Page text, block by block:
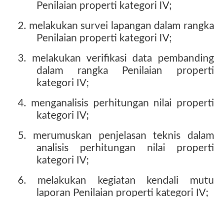
Penilaian properti kategori IV;
2. melakukan survei lapangan dalam rangka
Penilaian properti kategori IV;
3. melakukan verifikasi data pembanding
dalam rangka Penilaian properti
kategori IV;
4. menganalisis perhitungan nilai properti
kategori IV;
5. merumuskan penjelasan teknis dalam
analisis perhitungan nilai properti
kategori IV;
6. melakukan kegiatan kendali mutu
laporan Penilaian properti kategori IV;